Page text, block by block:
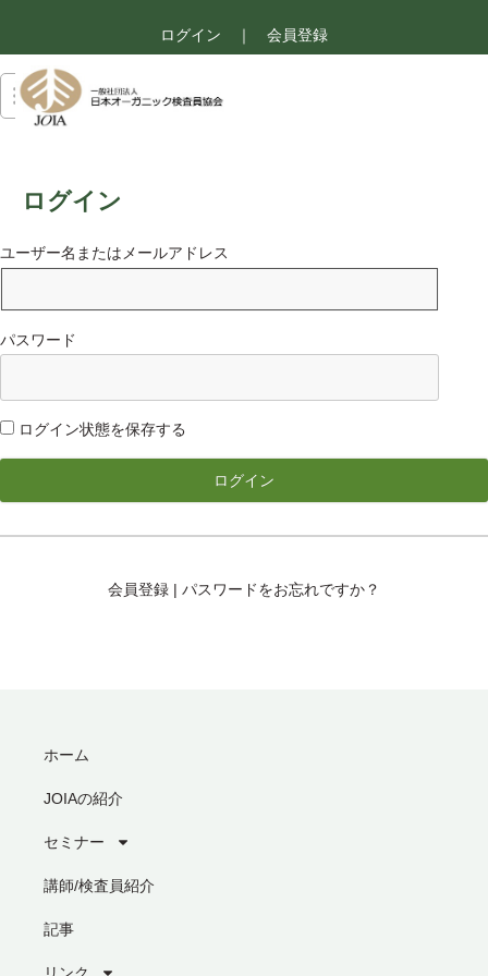
ログイン ｜ 会員登録
ログイン
ユーザー名またはメールアドレス
パスワード
ログイン状態を保存する
会員登録 | パスワードをお忘れですか？
ホーム
JOIAの紹介
セミナー
講師/検査員紹介
記事